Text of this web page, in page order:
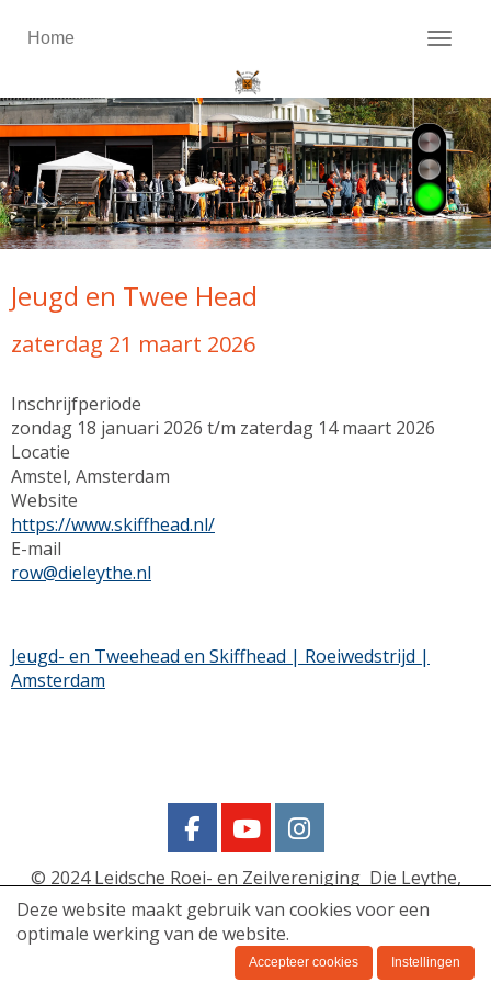
Home
Jeugd en Twee Head
zaterdag 21 maart 2026
Inschrijfperiode
zondag 18 januari 2026 t/m zaterdag 14 maart 2026
Locatie
Amstel, Amsterdam
Website
https://www.skiffhead.nl/
E-mail
wor@dieleythe.nl
Jeugd- en Tweehead en Skiffhead | Roeiwedstrijd |
Amsterdam
© 2024Leidsche Roei- en Zeilvereniging Die Leythe,
Morsweg 148, 2332 ER Leiden
Die Leythe - Privacy policy
Deze website maakt gebruik van cookies voor een
optimale werking van de website.
Accepteer cookies Instellingen
Powered by e-Captain.nl